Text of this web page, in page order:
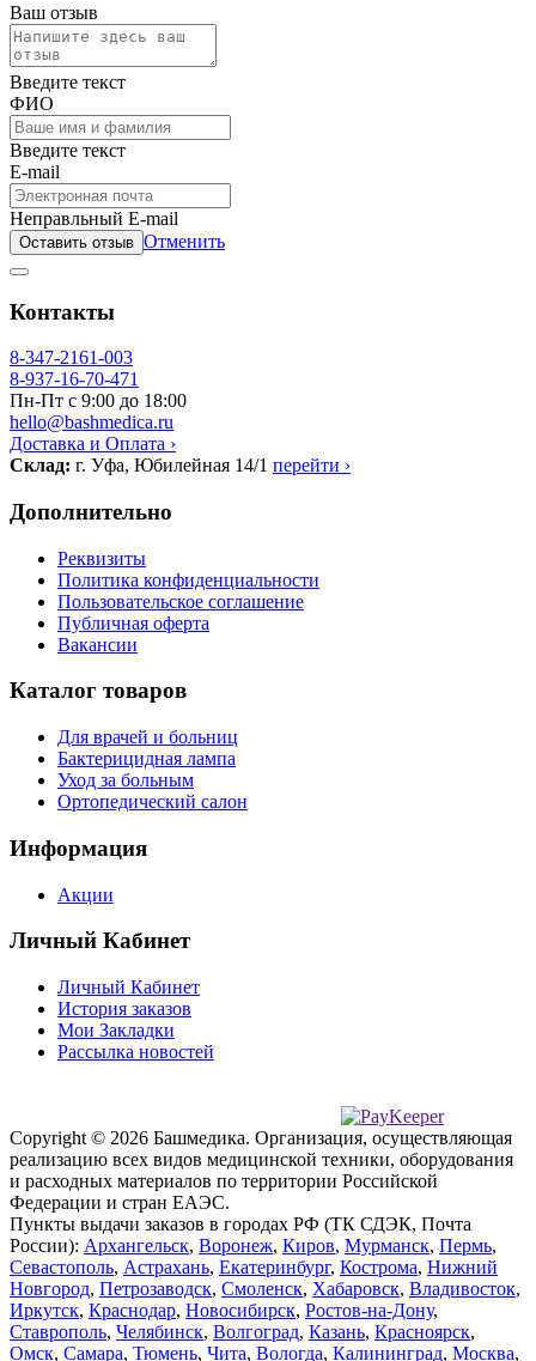
Ваш отзыв
Введите текст
ФИО
Введите текст
E-mail
Неправльный E-mail
Оставить отзыв Отменить
Контакты
8-347-2161-003
8-937-16-70-471
Пн-Пт с 9:00 до 18:00
hello@bashmedica.ru
Доставка и Оплата ›
Склад: г. Уфа, Юбилейная 14/1 перейти ›
Дополнительно
Реквизиты
Политика конфиденциальности
Пользовательское соглашение
Публичная оферта
Вакансии
Каталог товаров
Для врачей и больниц
Бактерицидная лампа
Уход за больным
Ортопедический салон
Информация
Акции
Личный Кабинет
Личный Кабинет
История заказов
Мои Закладки
Рассылка новостей
Copyright © 2026 Башмедика. Организация, осуществляющая
реализацию всех видов медицинской техники, оборудования
и расходных материалов по территории Российской
Федерации и стран ЕАЭС.
Пункты выдачи заказов в городах РФ (ТК СДЭК, Почта
России): Архангельск, Воронеж, Киров, Мурманск, Пермь,
Севастополь, Астрахань, Екатеринбург, Кострома, Нижний
Новгород, Петрозаводск, Смоленск, Хабаровск, Владивосток,
Иркутск, Краснодар, Новосибирск, Ростов-на-Дону,
Ставрополь, Челябинск, Волгоград, Казань, Красноярск,
Омск, Самара, Тюмень, Чита, Вологда, Калининград, Москва,